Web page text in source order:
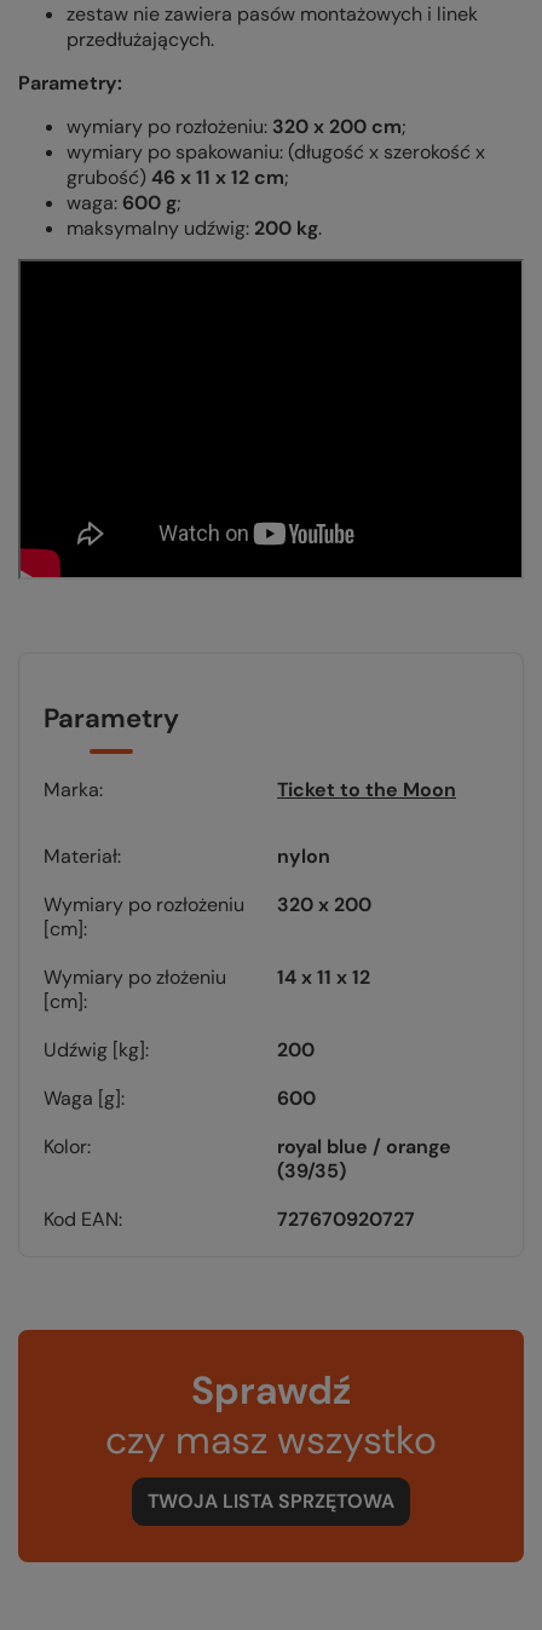
zestaw nie zawiera pasów montażowych i linek
przedłużających.
Parametry:
wymiary po rozłożeniu: 320 x 200 cm;
wymiary po spakowaniu: (długość x szerokość x
grubość) 46 x 11 x 12 cm;
waga: 600 g;
maksymalny udźwig: 200 kg.
Parametry
Marka Ticket to the Moon
Materiał
nylon
Wymiary po rozłożeniu
[cm]
320 x 200
Wymiary po złożeniu
[cm]
14 x 11 x 12
Udźwig [kg]
200
Waga [g]
600
Kolor
royal blue / orange
(39/35)
Kod EAN
727670920727
Sprawdź
czy masz wszystko
TWOJA LISTA SPRZĘTOWA